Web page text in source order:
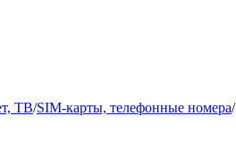
ТВ/SIM-карты, телефонные номера/